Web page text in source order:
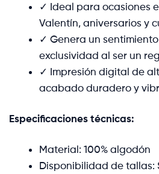
✓ Ideal para ocasiones
Valentín, aniversarios y
✓ Genera un
exclusividad al ser un
✓ Impresión digital de
acabado duradero y
Especificaciones técnicas:
Material: 100% algodón
Disponibilidad de tallas: